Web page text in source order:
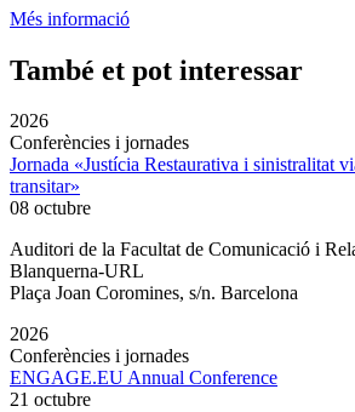
Més informació
També et pot interessar
2026
Conferències i jornades
Jornada «Justícia Restaurativa i sinistralitat
transitar»
08 octubre
Auditori de la Facultat de Comunicació i
Blanquerna-URL
Plaça Joan Coromines, s/n. Barcelona
2026
Conferències i jornades
ENGAGE.EU Annual Conference
21 octubre